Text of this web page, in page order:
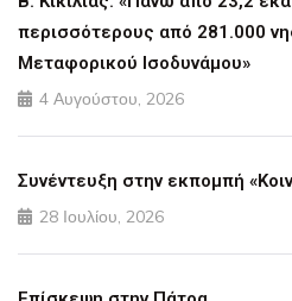
περισσότερους από 281.000
Μεταφορικού Ισοδυνάμου»
4 Αυγούστου, 2026
Συνέντευξη στην εκπομπή
28 Ιουλίου, 2026